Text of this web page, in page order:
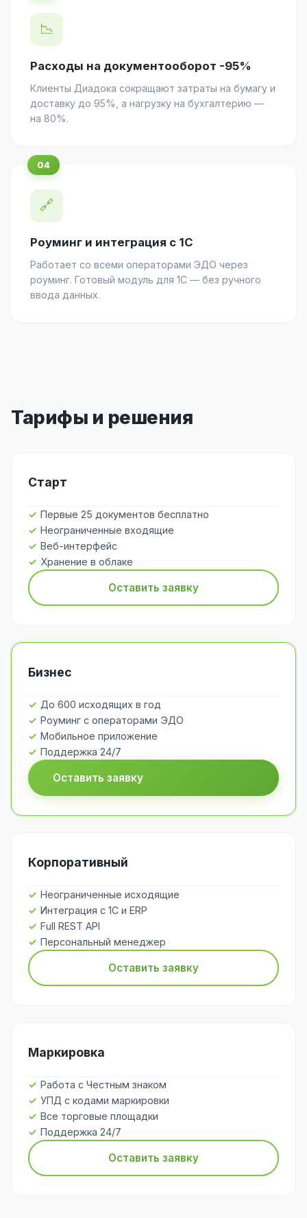
📉
Расходы на документооборот -95%
Клиенты Диадока сокращают затраты на бумагу и
доставку до 95%, а нагрузку на бухгалтерию —
на 80%.
🔗
Роуминг и интеграция с 1С
Работает со всеми операторами ЭДО через
роуминг. Готовый модуль для 1С — без ручного
ввода данных.
Тарифы и решения
Старт
Первые 25 документов бесплатно
Неограниченные входящие
Веб-интерфейс
Хранение в облаке
Оставить заявку
Бизнес
До 600 исходящих в год
Роуминг с операторами ЭДО
Мобильное приложение
Поддержка 24/7
Оставить заявку
Корпоративный
Неограниченные исходящие
Интеграция с 1С и ERP
Full REST API
Персональный менеджер
Оставить заявку
Маркировка
Работа с Честным знаком
УПД с кодами маркировки
Все торговые площадки
Поддержка 24/7
Оставить заявку